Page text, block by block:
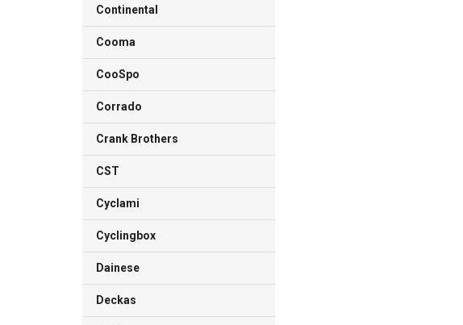
Continental
Cooma
CooSpo
Corrado
Crank Brothers
CST
Cyclami
Cyclingbox
Dainese
Deckas